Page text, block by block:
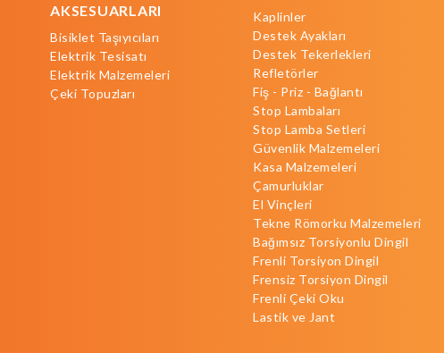
AKSESUARLARI
Bisiklet Taşıyıcıları
Elektrik Tesisatı
Elektrik Malzemeleri
Çeki Topuzları
Kaplinler
Destek Ayakları
Destek Tekerlekleri
Refletörler
Fiş - Priz - Bağlantı
Stop Lambaları
Stop Lamba Setleri
Güvenlik Malzemeleri
Kasa Malzemeleri
Çamurluklar
El Vinçleri
Tekne Römorku Malzemeleri
Bağımsız Torsiyonlu Dingil
Frenli Torsiyon Dingil
Frensiz Torsiyon Dingil
Frenli Çeki Oku
Lastik ve Jant